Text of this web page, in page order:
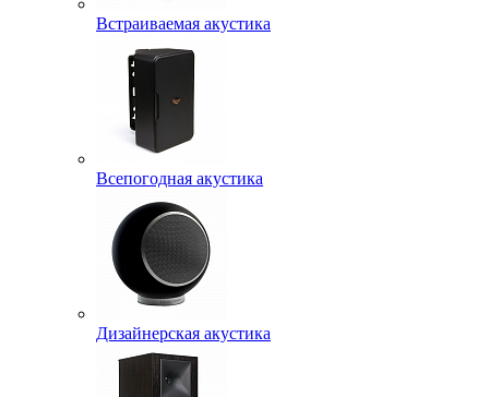
Встраиваемая акустика
Всепогодная акустика
Дизайнерская акустика